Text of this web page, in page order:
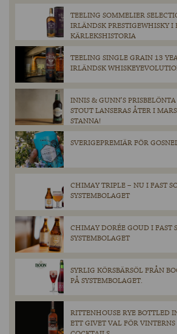
TEELING SOMMELIER
IRLÄNDSK PRESTIGEWHISKY I
KÄRLEKSHISTORIA
TEELING SINGLE GRAIN 13
IRLÄNDSK
INNIS & GUNN’S
STOUT LANSERAS ÅTER I
STANNA!
SVERIGEPREMIÄR FÖR
CHIMAY TRIPLE – NU I FAST
SYSTEMBOLAGET
CHIMAY DORÉE GOUD I FAST
SYSTEMBOLAGET
SYRLIG KÖRSBÄRSÖL FRÅN
PÅ SYSTEMBOLAGET.
RITTENHOUSE RYE BOTTLED
ETT GIVET VAL FÖR VINTERNS